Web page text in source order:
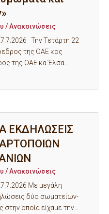
/ Ανακοινώσεις
Την Τετάρτη 22
της ΟΑΕ κος
της ΟΑΕ κα Έλσα...
ΕΚΔΗΛΩΣΕΙΣ
/ Ανακοινώσεις
Με μεγάλη
δύο σωματείων-
οποία είχαμε την...